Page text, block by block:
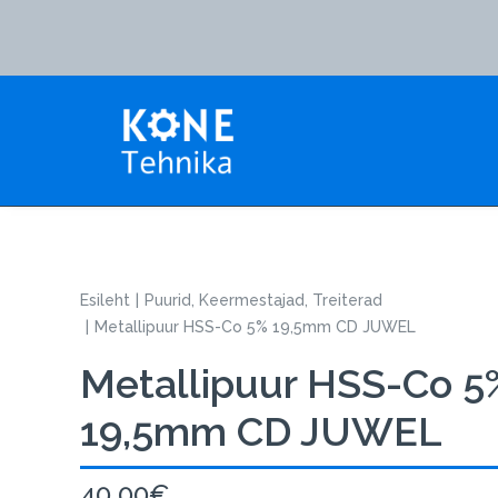
Esileht
Puurid, Keermestajad, Treiterad
Metallipuur HSS-Co 5% 19,5mm CD JUWEL
Metallipuur HSS-Co
19,5mm CD JUWEL